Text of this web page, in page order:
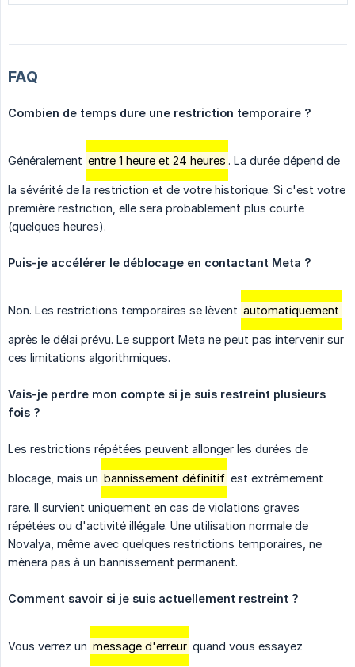
FAQ
Combien de temps dure une restriction temporaire ?
Généralement entre 1 heure et 24 heures . La durée dépend de
la sévérité de la restriction et de votre historique. Si c'est votre
première restriction, elle sera probablement plus courte
(quelques heures).
Puis-je accélérer le déblocage en contactant Meta ?
Non. Les restrictions temporaires se lèvent automatiquement
après le délai prévu. Le support Meta ne peut pas intervenir sur
ces limitations algorithmiques.
Vais-je perdre mon compte si je suis restreint plusieurs
fois ?
Les restrictions répétées peuvent allonger les durées de
blocage, mais un bannissement définitif est extrêmement
rare. Il survient uniquement en cas de violations graves
répétées ou d'activité illégale. Une utilisation normale de
Novalya, même avec quelques restrictions temporaires, ne
mènera pas à un bannissement permanent.
Comment savoir si je suis actuellement restreint ?
Vous verrez un message d'erreur quand vous essayez